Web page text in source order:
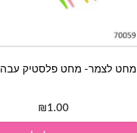
מחט לצמר- מחט פלסטיק עבה 7 ס"מ
₪1.00